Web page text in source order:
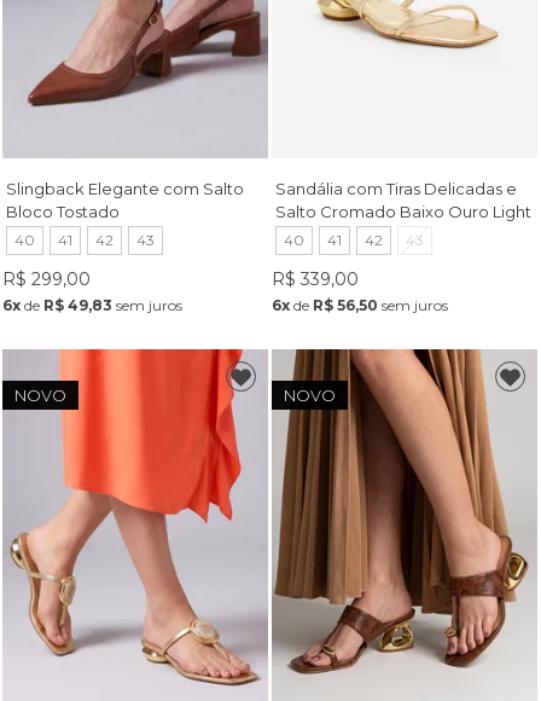
Slingback Elegante com Salto
Bloco Tostado
40 41 42 43
R$ 299,00
6xde R$ 49,83 sem juros
Sandália com Tiras Delicadas e
Salto Cromado Baixo Ouro Light
40 41 42 43
R$ 339,00
6x de R$ 56,50 sem juros
NOVO NOVO